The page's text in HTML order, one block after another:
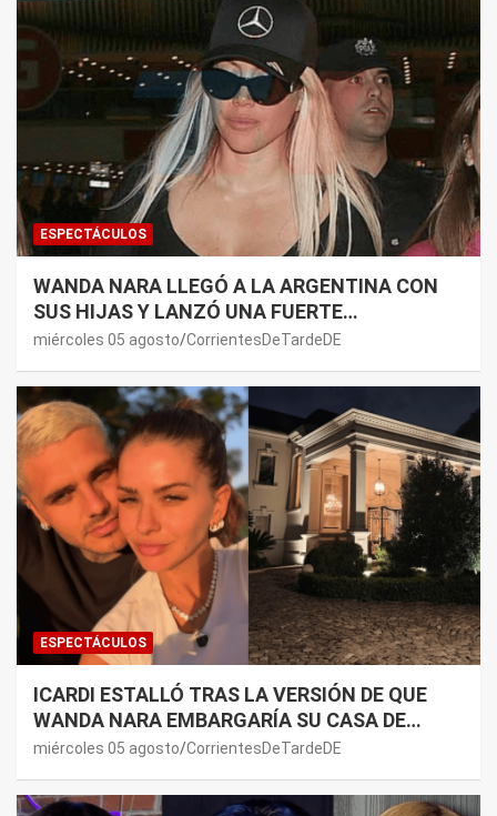
ESPECTÁCULOS
WANDA NARA LLEGÓ A LA ARGENTINA CON
SUS HIJAS Y LANZÓ UNA FUERTE
PREMONICIÓN SOBRE MAURO ICARDI
miércoles 05 agosto CorrientesDeTardeDE
ESPECTÁCULOS
ICARDI ESTALLÓ TRAS LA VERSIÓN DE QUE
WANDA NARA EMBARGARÍA SU CASA DE
NORDELTA: “NECESITAN RASCAR DE ALGÚN
miércoles 05 agosto CorrientesDeTardeDE